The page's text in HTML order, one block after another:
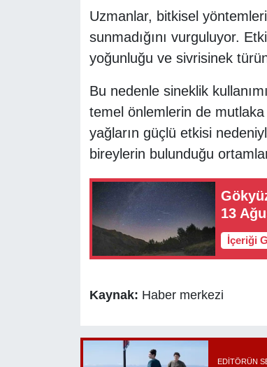
Uzmanlar, bitkisel
sunmadığını vurguluyor.
yoğunluğu ve sivrisinek
Bu nedenle sineklik
temel önlemlerin de
yağların güçlü etkisi
bireylerin bulunduğu
13
İçeriği
Kaynak: Haber merkezi
EDITÖRÜN